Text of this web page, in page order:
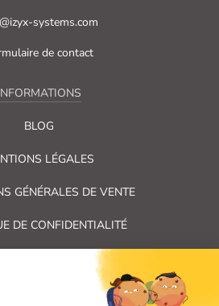
systems.com
de contact
BLOG
LÉGALES
GÉNÉRALES DE VENTE
DE CONFIDENTIALITÉ